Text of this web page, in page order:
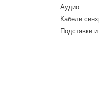
Аудио
Кабели
Подставки